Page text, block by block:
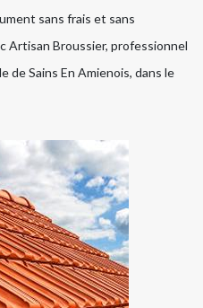
sans frais et sans
Artisan Broussier, professionnel
de Sains En Amienois, dans le